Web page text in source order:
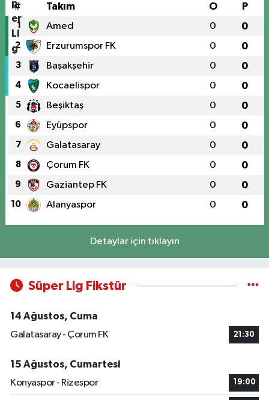
# Takım O P
1 Amed 0 0
2 Erzurumspor FK 0 0
3 Başakşehir 0 0
4 Kocaelispor 0 0
5 Beşiktaş 0 0
6 Eyüpspor 0 0
7 Galatasaray 0 0
8 Çorum FK 0 0
9 Gaziantep FK 0 0
10 Alanyaspor 0 0
Detaylar için tıklayın
Süper Lig Fikstür
14 Ağustos, Cuma
Galatasaray - Çorum FK
21:30
15 Ağustos, Cumartesi
Konyaspor - Rizespor
19:00